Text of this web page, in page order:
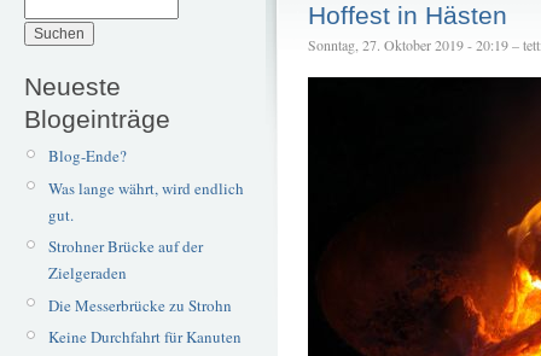
Neueste
Blogeinträge
Blog-Ende?
Was lange währt, wird endlich
gut.
Strohner Brücke auf der
Zielgeraden
Die Messerbrücke zu Strohn
Keine Durchfahrt für Kanuten
Hoffest in Hästen
Sonntag, 27. Oktober 2019 - 20:19 –